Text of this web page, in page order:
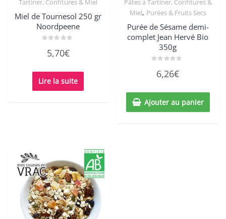
Tartiner, Confitures & Miel
Miel de Tournesol 250 gr
Noordpeene
sur
5,70€
Lire la suite
Pâtes à Tartiner, Confitures &
Miel, Purées & Fruits Secs
Purée de Sésame demi-
complet Jean Hervé Bio
350g
sur
6,26€
Ajouter au panier